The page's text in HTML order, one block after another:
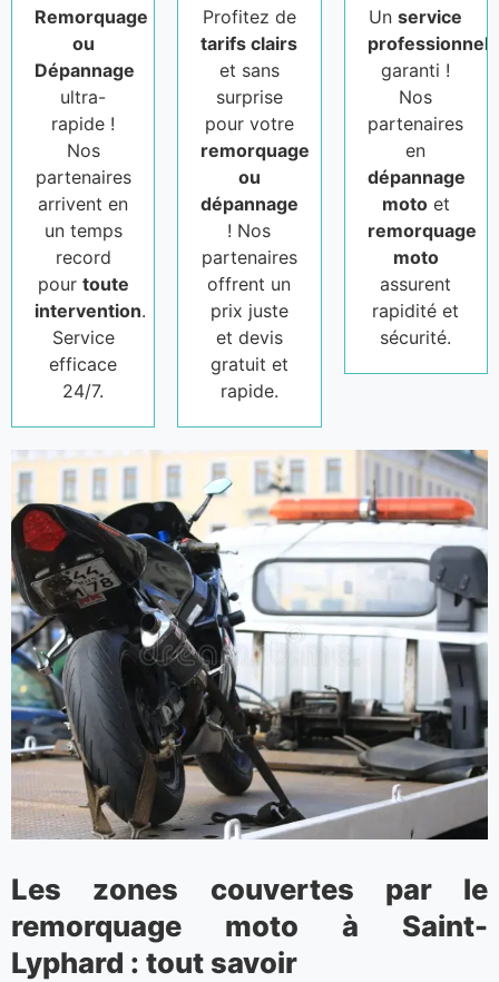
Remorquage
ou
Dépannage
ultra-
rapide !
Nos
partenaires
arrivent en
un temps
record
pour toute
intervention.
Service
efficace
24/7.
Profitez de
tarifs clairs
et sans
surprise
pour votre
remorquage
ou
dépannage
! Nos
partenaires
offrent un
prix juste
et devis
gratuit et
rapide.
Unservice
professionnel
garanti !
Nos
partenaires
en
dépannage
motoet
remorquage
moto
assurent
rapidité et
sécurité.
Les zones couvertes par le
remorquage moto à Saint-
Lyphard : tout savoir